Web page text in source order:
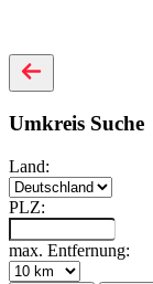
Umkreis Suche
Land:
PLZ:
max. Entfernung: